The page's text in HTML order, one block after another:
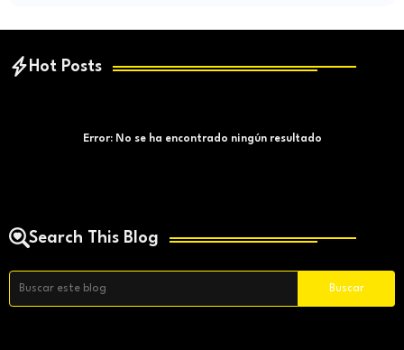
Hot Posts
Error:No se ha encontrado ningún resultado
Search This Blog